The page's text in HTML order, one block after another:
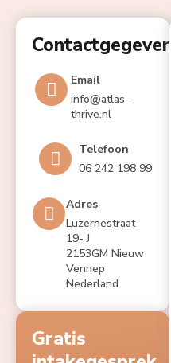
Contactgegevens
Email
info@atlas-
thrive.nl
Telefoon
06 242 198 99
Adres
Luzernestraat
19- J
2153GM Nieuw
Vennep
Nederland
Gratis